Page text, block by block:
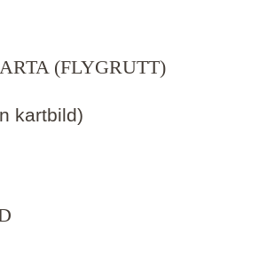
(FLYGRUTT)
kartbild)